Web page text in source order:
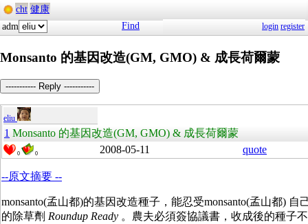
cht 健康
adm
Find login register
Monsanto 的基因改造(GM, GMO) & 成長荷爾蒙
----------- Reply -----------
eliu
1 Monsanto 的基因改造(GM, GMO) & 成長荷爾蒙
0 0 2008-05-11 quote
--原文摘要 --
monsanto(孟山都)的基因改造種子，能忍受monsanto(孟山都) 自
的除草劑 Roundup Ready 。農夫必須簽協議書，收成後的種子